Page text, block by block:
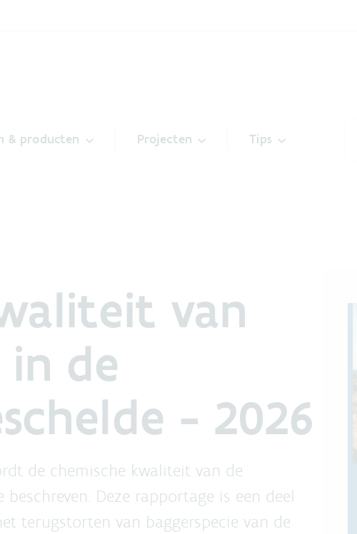
& producten Projecten Tips
van
in de
- 2026
de chemische kwaliteit van de
Deze rapportage is een deel
terugstorten van baggerspecie van de